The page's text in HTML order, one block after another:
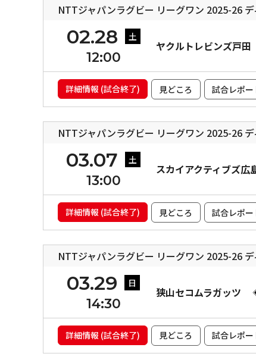
NTTジャパンラグビー リーグワン 2025-26
02.28 土
12:00
ヤクルトレビンズ戸田
詳細情報 (試合終了) 見どころ 試合レポー
NTTジャパンラグビー リーグワン 2025-26
03.07 土
13:00
スカイアクティブズ広
詳細情報 (試合終了) 見どころ 試合レポー
NTTジャパンラグビー リーグワン 2025-26
03.29 日
14:30
狭山セコムラガッツ
詳細情報 (試合終了) 見どころ 試合レポー